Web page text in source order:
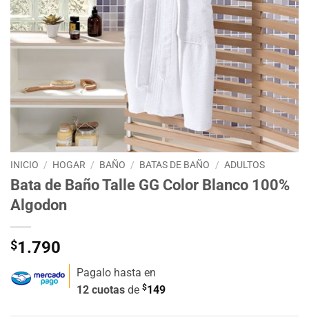
INICIO / HOGAR / BAÑO / BATAS DE BAÑO / ADULTOS
Bata de Baño Talle GG Color Blanco 100%
Algodon
$1.790
Pagalo hasta en
12 cuotas de $149